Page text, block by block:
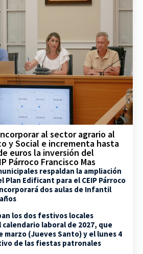
al sector agrario al
y Social e incrementa hasta
euros la inversión del
Párroco Francisco Mas
respaldan la ampliación
Plan Edificant para el CEIP Párroco
dos aulas de Infantil
los dos festivos locales
laboral de 2027, que
marzo (Jueves Santo) y el lunes 4
de las fiestas patronales